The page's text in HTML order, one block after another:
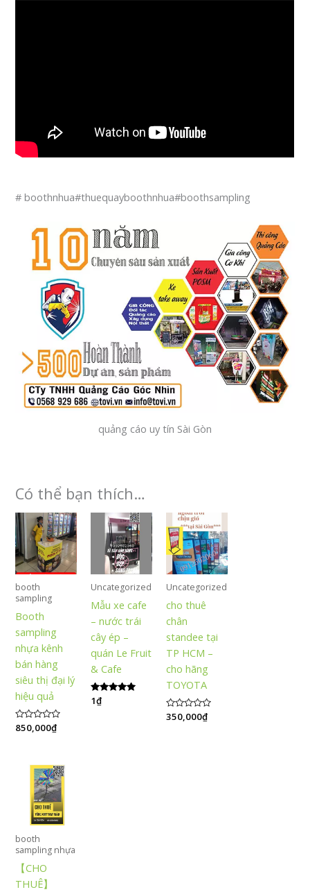
# boothnhua#thuequayboothnhua#boothsampling
quảng cáo uy tín Sài Gòn
Có thể bạn thích…
booth
sampling
Booth
sampling
nhựa kênh
bán hàng
siêu thị đại lý
hiệu quả
Được
sao
850,000₫
Uncategorized
Mẫu xe cafe
– nước trái
cây ép –
quán Le Fruit
& Cafe
Được xếp
hạng
1₫
Uncategorized
cho thuê
chân
standee tại
TP HCM –
cho hãng
TOYOTA
Được
350,000₫
booth
sampling nhựa
【CHO
THUÊ】